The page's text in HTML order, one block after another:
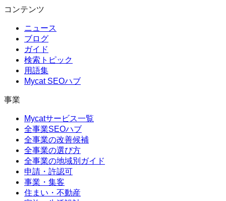
コンテンツ
ニュース
ブログ
ガイド
検索トピック
用語集
Mycat SEOハブ
事業
Mycatサービス一覧
全事業SEOハブ
全事業の改善候補
全事業の選び方
全事業の地域別ガイド
申請・許認可
事業・集客
住まい・不動産